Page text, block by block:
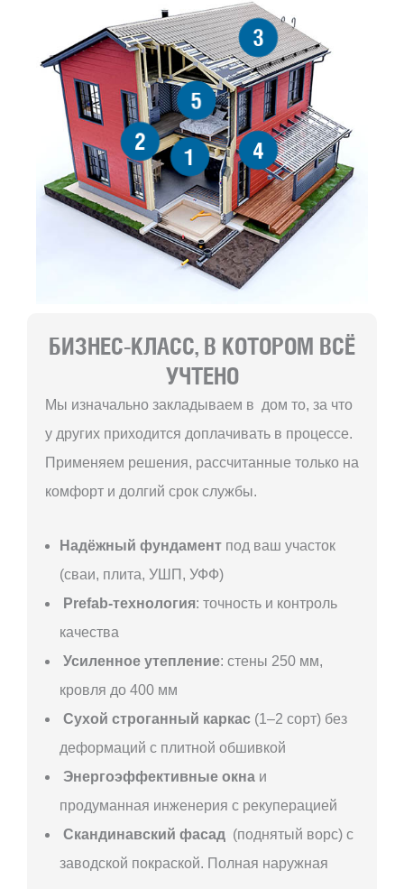
1
2
3
4
5
БИЗНЕС-КЛАСС, В КОТОРОМ ВСЁ
УЧТЕНО
Мы изначально закладываем в дом то, за что
у других приходится доплачивать в процессе.
Применяем решения, рассчитанные только на
комфорт и долгий срок службы.
Надёжный фундамент под ваш участок
(сваи, плита, УШП, УФФ)
Prefab-технология: точность и контроль
качества
Усиленное утепление: стены 250 мм,
кровля до 400 мм
Сухой строганный каркас (1–2 сорт) без
деформаций с плитной обшивкой
Энергоэффективные окна и
продуманная инженерия с рекуперацией
Скандинавский фасад (поднятый ворс) с
заводской покраской. Полная наружная